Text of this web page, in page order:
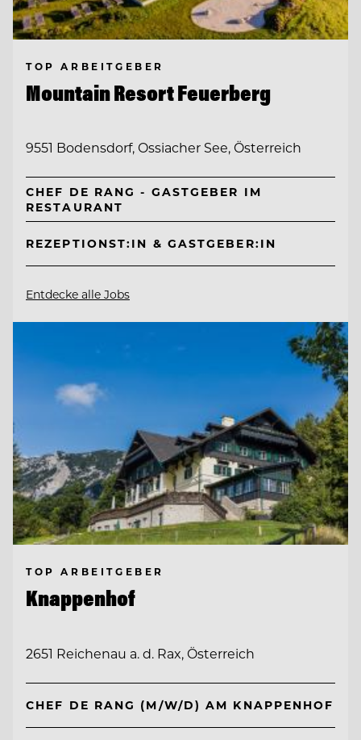
TOP ARBEITGEBER
Mountain Resort Feuerberg
9551 Bodensdorf, Ossiacher See, Österreich
CHEF DE RANG - GASTGEBER IM
RESTAURANT
REZEPTIONST:IN & GASTGEBER:IN
Entdecke alle Jobs
TOP ARBEITGEBER
Knappenhof
2651 Reichenau a. d. Rax, Österreich
CHEF DE RANG (M/W/D) AM KNAPPENHOF